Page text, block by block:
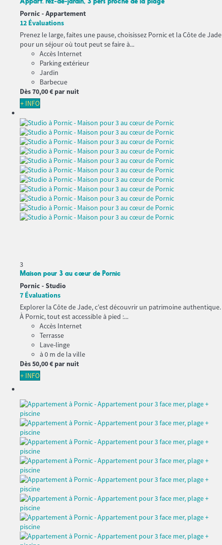
Appart. rez-de-jardin, 3 pers proche de la plage
Pornic - Appartement
12 Évaluations
Prenez le large, faites une pause, choisissez Pornic et la Côte de Jade
pour un séjour où tout peut se faire à...
Accès Internet
Parking extérieur
Jardin
Barbecue
Dès70,00 € par nuit
+ INFO
3
Maison pour 3 au cœur de Pornic
Pornic - Studio
7 Évaluations
Explorer la Côte de Jade, c’est découvrir un patrimoine authentique.
À Pornic, tout est accessible à pied :...
Accès Internet
Terrasse
Lave-linge
à 0 m de la ville
Dès50,00 € par nuit
+ INFO